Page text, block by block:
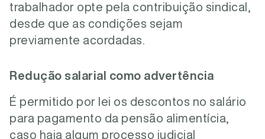
trabalhador opte pela contribuição sindical,
desde que as condições sejam
previamente acordadas.
Redução salarial como advertência
É permitido por lei os descontos no salário
para pagamento da pensão alimentícia,
caso haja algum processo judicial